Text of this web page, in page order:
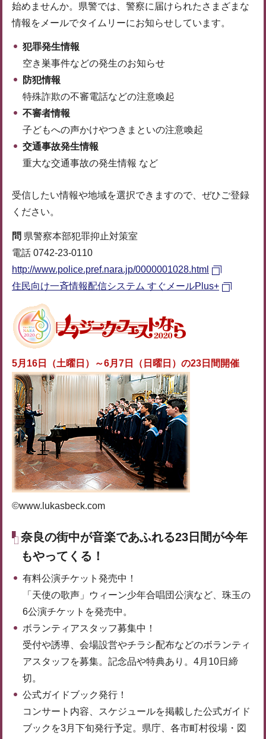
始めませんか。県警では、警察に届けられたさまざまな
情報をメールでタイムリーにお知らせしています。
犯罪発生情報
空き巣事件などの発生のお知らせ
防犯情報
特殊詐欺の不審電話などの注意喚起
不審者情報
子どもへの声かけやつきまといの注意喚起
交通事故発生情報
重大な交通事故の発生情報 など
受信したい情報や地域を選択できますので、ぜひご登録
ください。
問 県警察本部犯罪抑止対策室
電話 0742-23-0110
http://www.police.pref.nara.jp/0000001028.html
住民向け一斉情報配信システム すぐメールPlus+
5月16日（土曜日）～6月7日（日曜日）の23日間開催
©www.lukasbeck.com
奈良の街中が音楽であふれる23日間が今年
もやってくる！
有料公演チケット発売中！
「天使の歌声」ウィーン少年合唱団公演など、珠玉の
6公演チケットを発売中。
ボランティアスタッフ募集中！
受付や誘導、会場設営やチラシ配布などのボランティ
アスタッフを募集。記念品や特典あり。4月10日締
切。
公式ガイドブック発行！
コンサート内容、スケジュールを掲載した公式ガイド
ブックを3月下旬発行予定。県庁、各市町村役場・図